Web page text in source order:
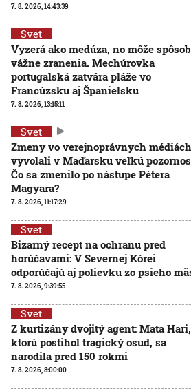
7. 8. 2026, 14:43:39
Svet
Vyzerá ako medúza, no môže
vážne zranenia. Mechúrovka
portugalská zatvára pláže vo
Francúzsku aj Španielsku
7. 8. 2026, 13:15:11
Svet
Zmeny vo verejnoprávnych médiách
vyvolali v Maďarsku veľkú
Čo sa zmenilo po nástupe Pétera
Magyara?
7. 8. 2026, 11:17:29
Svet
Bizarný recept na ochranu pred
horúčavami: V Severnej Kórei
odporúčajú aj polievku zo psieho
7. 8. 2026, 9:39:55
Svet
Z kurtizány dvojitý agent: Mata Hari,
ktorú postihol tragický osud, sa
narodila pred 150 rokmi
7. 8. 2026, 8:00:00